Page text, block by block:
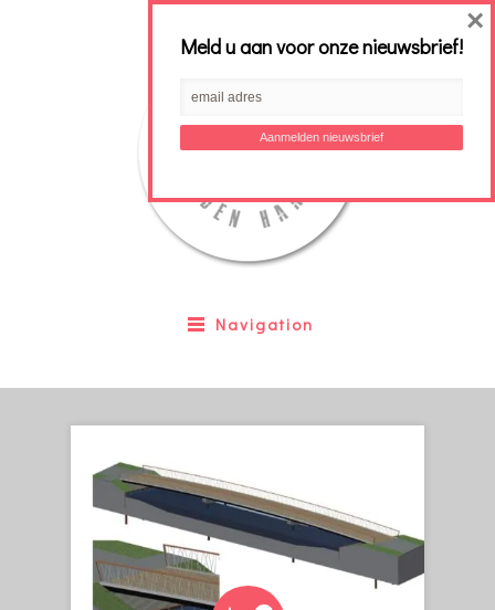
Navigation
Meld u aan voor onze nieuwsbrief!
×